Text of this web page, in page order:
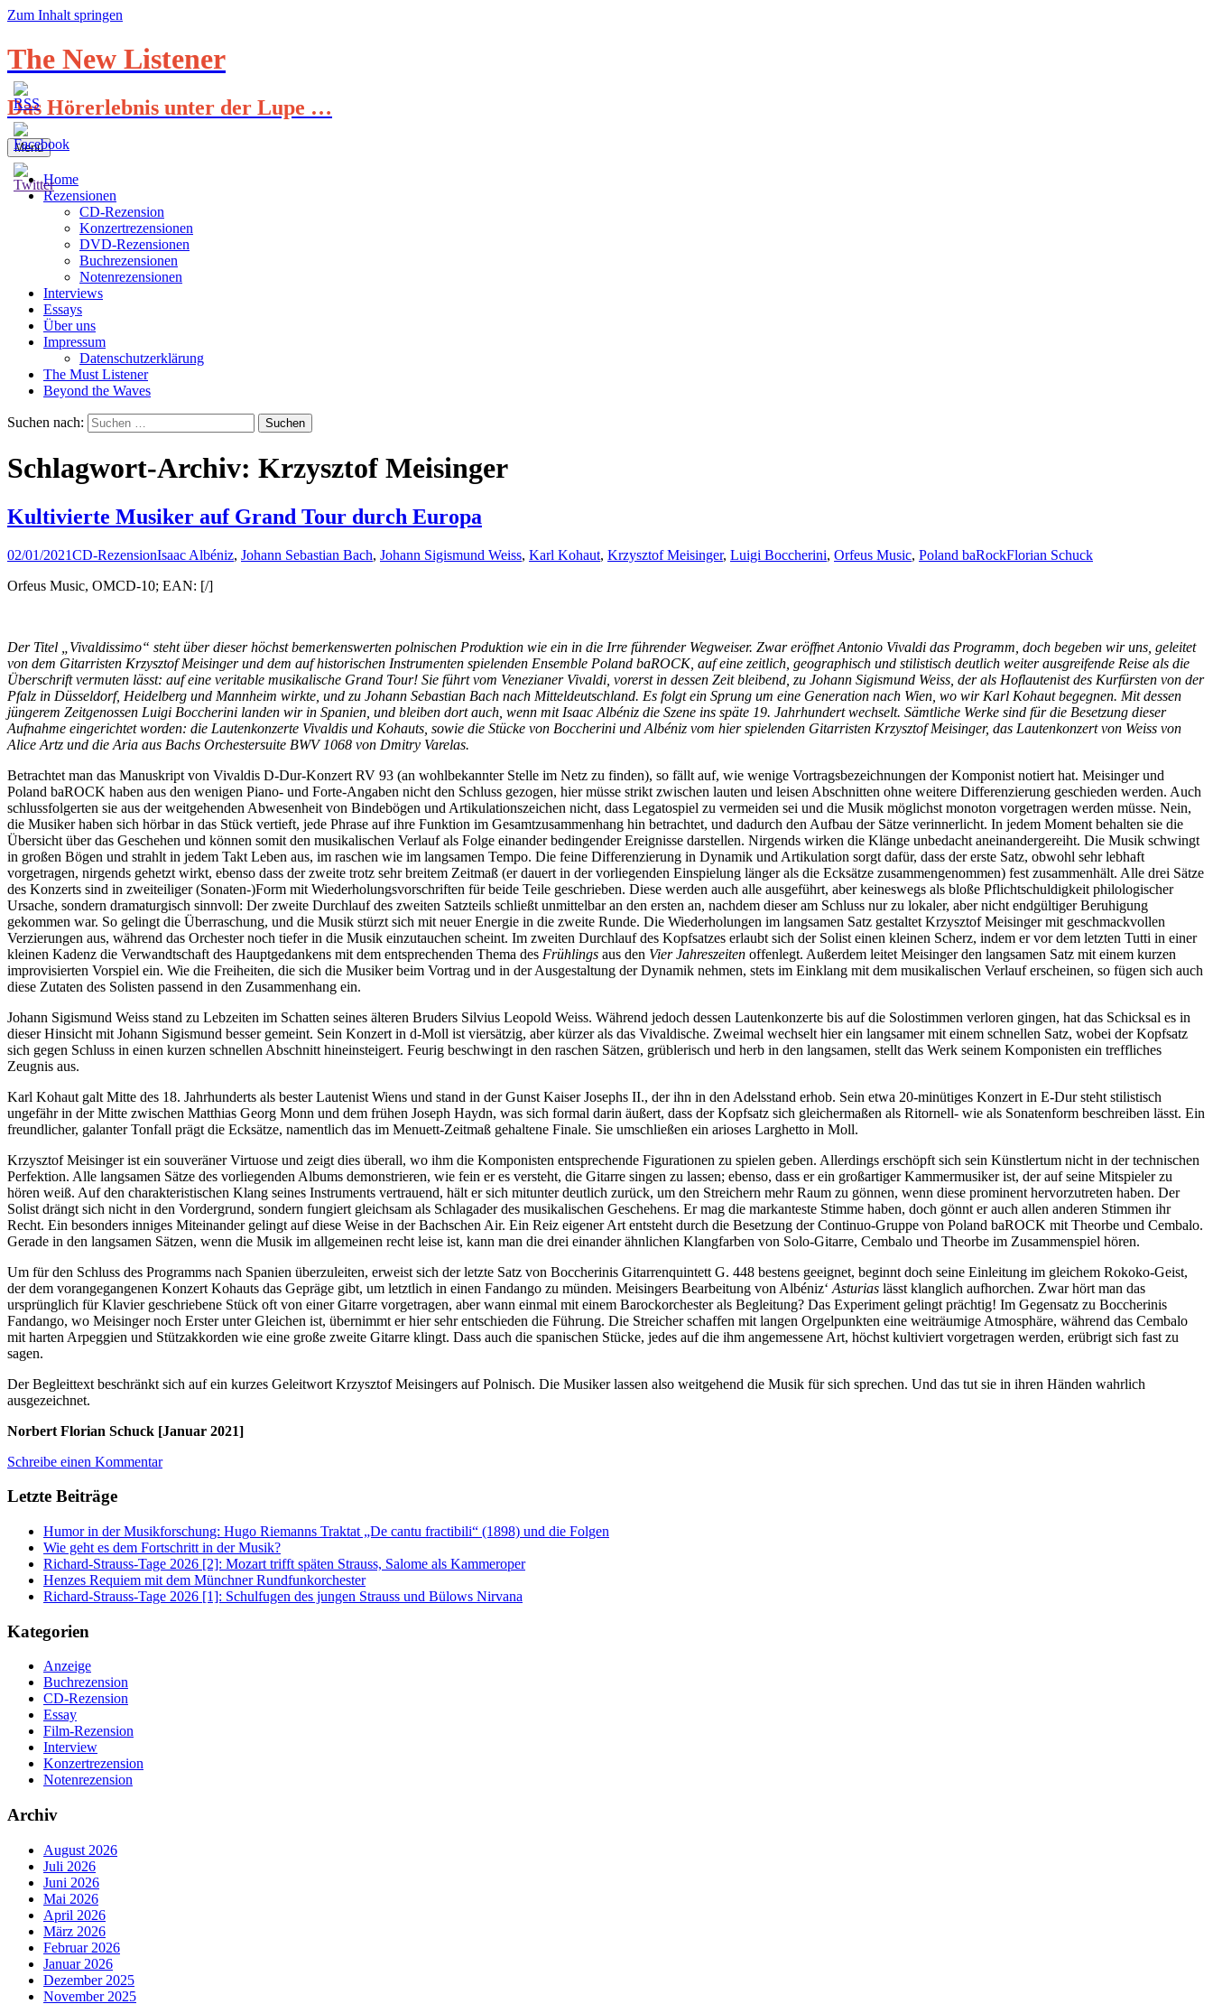
Zum Inhalt springen
The New Listener
Das Hörerlebnis unter der Lupe …
Menü
Home
Rezensionen
CD-Rezension
Konzertrezensionen
DVD-Rezensionen
Buchrezensionen
Notenrezensionen
Interviews
Essays
Über uns
Impressum
Datenschutzerklärung
The Must Listener
Beyond the Waves
Suchen nach:
Schlagwort-Archiv: Krzysztof Meisinger
Kultivierte Musiker auf Grand Tour durch Europa
02/01/2021CD-RezensionIsaac Albéniz, Johann Sebastian Bach, Johann Sigismund Weiss, Karl Kohaut, Krzysztof Meisinger, Luigi Boccherini, Orfeus Music, Poland baRockFlorian Schuck
Orfeus Music, OMCD-10; EAN: [/]
Der Titel „Vivaldissimo“ steht über dieser höchst bemerkenswerten polnischen Produktion wie ein in die Irre führender Wegweiser. Zwar eröffnet Antonio Vivaldi das Programm, doch begeben wir uns, geleitet
von dem Gitarristen Krzysztof Meisinger und dem auf historischen Instrumenten spielenden Ensemble Poland baROCK, auf eine zeitlich, geographisch und stilistisch deutlich weiter ausgreifende Reise als die
Überschrift vermuten lässt: auf eine veritable musikalische Grand Tour! Sie führt vom Venezianer Vivaldi, vorerst in dessen Zeit bleibend, zu Johann Sigismund Weiss, der als Hoflautenist des Kurfürsten von der
Pfalz in Düsseldorf, Heidelberg und Mannheim wirkte, und zu Johann Sebastian Bach nach Mitteldeutschland. Es folgt ein Sprung um eine Generation nach Wien, wo wir Karl Kohaut begegnen. Mit dessen
jüngerem Zeitgenossen Luigi Boccherini landen wir in Spanien, und bleiben dort auch, wenn mit Isaac Albéniz die Szene ins späte 19. Jahrhundert wechselt. Sämtliche Werke sind für die Besetzung dieser
Aufnahme eingerichtet worden: die Lautenkonzerte Vivaldis und Kohauts, sowie die Stücke von Boccherini und Albéniz vom hier spielenden Gitarristen Krzysztof Meisinger, das Lautenkonzert von Weiss von
Alice Artz und die Aria aus Bachs Orchestersuite BWV 1068 von Dmitry Varelas.
Betrachtet man das Manuskript von Vivaldis D-Dur-Konzert RV 93 (an wohlbekannter Stelle im Netz zu finden), so fällt auf, wie wenige Vortragsbezeichnungen der Komponist notiert hat. Meisinger und
Poland baROCK haben aus den wenigen Piano- und Forte-Angaben nicht den Schluss gezogen, hier müsse strikt zwischen lauten und leisen Abschnitten ohne weitere Differenzierung geschieden werden. Auch
schlussfolgerten sie aus der weitgehenden Abwesenheit von Bindebögen und Artikulationszeichen nicht, dass Legatospiel zu vermeiden sei und die Musik möglichst monoton vorgetragen werden müsse. Nein,
die Musiker haben sich hörbar in das Stück vertieft, jede Phrase auf ihre Funktion im Gesamtzusammenhang hin betrachtet, und dadurch den Aufbau der Sätze verinnerlicht. In jedem Moment behalten sie die
Übersicht über das Geschehen und können somit den musikalischen Verlauf als Folge einander bedingender Ereignisse darstellen. Nirgends wirken die Klänge unbedacht aneinandergereiht. Die Musik schwingt
in großen Bögen und strahlt in jedem Takt Leben aus, im raschen wie im langsamen Tempo. Die feine Differenzierung in Dynamik und Artikulation sorgt dafür, dass der erste Satz, obwohl sehr lebhaft
vorgetragen, nirgends gehetzt wirkt, ebenso dass der zweite trotz sehr breitem Zeitmaß (er dauert in der vorliegenden Einspielung länger als die Ecksätze zusammengenommen) fest zusammenhält. Alle drei Sätze
des Konzerts sind in zweiteiliger (Sonaten-)Form mit Wiederholungsvorschriften für beide Teile geschrieben. Diese werden auch alle ausgeführt, aber keineswegs als bloße Pflichtschuldigkeit philologischer
Ursache, sondern dramaturgisch sinnvoll: Der zweite Durchlauf des zweiten Satzteils schließt unmittelbar an den ersten an, nachdem dieser am Schluss nur zu lokaler, aber nicht endgültiger Beruhigung
gekommen war. So gelingt die Überraschung, und die Musik stürzt sich mit neuer Energie in die zweite Runde. Die Wiederholungen im langsamen Satz gestaltet Krzysztof Meisinger mit geschmackvollen
Verzierungen aus, während das Orchester noch tiefer in die Musik einzutauchen scheint. Im zweiten Durchlauf des Kopfsatzes erlaubt sich der Solist einen kleinen Scherz, indem er vor dem letzten Tutti in einer
kleinen Kadenz die Verwandtschaft des Hauptgedankens mit dem entsprechenden Thema des Frühlings aus den Vier Jahreszeiten offenlegt. Außerdem leitet Meisinger den langsamen Satz mit einem kurzen
improvisierten Vorspiel ein. Wie die Freiheiten, die sich die Musiker beim Vortrag und in der Ausgestaltung der Dynamik nehmen, stets im Einklang mit dem musikalischen Verlauf erscheinen, so fügen sich auch
diese Zutaten des Solisten passend in den Zusammenhang ein.
Johann Sigismund Weiss stand zu Lebzeiten im Schatten seines älteren Bruders Silvius Leopold Weiss. Während jedoch dessen Lautenkonzerte bis auf die Solostimmen verloren gingen, hat das Schicksal es in
dieser Hinsicht mit Johann Sigismund besser gemeint. Sein Konzert in d-Moll ist viersätzig, aber kürzer als das Vivaldische. Zweimal wechselt hier ein langsamer mit einem schnellen Satz, wobei der Kopfsatz
sich gegen Schluss in einen kurzen schnellen Abschnitt hineinsteigert. Feurig beschwingt in den raschen Sätzen, grüblerisch und herb in den langsamen, stellt das Werk seinem Komponisten ein treffliches
Zeugnis aus.
Karl Kohaut galt Mitte des 18. Jahrhunderts als bester Lautenist Wiens und stand in der Gunst Kaiser Josephs II., der ihn in den Adelsstand erhob. Sein etwa 20-minütiges Konzert in E-Dur steht stilistisch
ungefähr in der Mitte zwischen Matthias Georg Monn und dem frühen Joseph Haydn, was sich formal darin äußert, dass der Kopfsatz sich gleichermaßen als Ritornell- wie als Sonatenform beschreiben lässt. Ein
freundlicher, galanter Tonfall prägt die Ecksätze, namentlich das im Menuett-Zeitmaß gehaltene Finale. Sie umschließen ein arioses Larghetto in Moll.
Krzysztof Meisinger ist ein souveräner Virtuose und zeigt dies überall, wo ihm die Komponisten entsprechende Figurationen zu spielen geben. Allerdings erschöpft sich sein Künstlertum nicht in der technischen
Perfektion. Alle langsamen Sätze des vorliegenden Albums demonstrieren, wie fein er es versteht, die Gitarre singen zu lassen; ebenso, dass er ein großartiger Kammermusiker ist, der auf seine Mitspieler zu
hören weiß. Auf den charakteristischen Klang seines Instruments vertrauend, hält er sich mitunter deutlich zurück, um den Streichern mehr Raum zu gönnen, wenn diese prominent hervorzutreten haben. Der
Solist drängt sich nicht in den Vordergrund, sondern fungiert gleichsam als Schlagader des musikalischen Geschehens. Er mag die markanteste Stimme haben, doch gönnt er auch allen anderen Stimmen ihr
Recht. Ein besonders inniges Miteinander gelingt auf diese Weise in der Bachschen Air. Ein Reiz eigener Art entsteht durch die Besetzung der Continuo-Gruppe von Poland baROCK mit Theorbe und Cembalo.
Gerade in den langsamen Sätzen, wenn die Musik im allgemeinen recht leise ist, kann man die drei einander ähnlichen Klangfarben von Solo-Gitarre, Cembalo und Theorbe im Zusammenspiel hören.
Um für den Schluss des Programms nach Spanien überzuleiten, erweist sich der letzte Satz von Boccherinis Gitarrenquintett G. 448 bestens geeignet, beginnt doch seine Einleitung im gleichem Rokoko-Geist,
der dem vorangegangenen Konzert Kohauts das Gepräge gibt, um letztlich in einen Fandango zu münden. Meisingers Bearbeitung von Albéniz‘ Asturias lässt klanglich aufhorchen. Zwar hört man das
ursprünglich für Klavier geschriebene Stück oft von einer Gitarre vorgetragen, aber wann einmal mit einem Barockorchester als Begleitung? Das Experiment gelingt prächtig! Im Gegensatz zu Boccherinis
Fandango, wo Meisinger noch Erster unter Gleichen ist, übernimmt er hier sehr entschieden die Führung. Die Streicher schaffen mit langen Orgelpunkten eine weiträumige Atmosphäre, während das Cembalo
mit harten Arpeggien und Stützakkorden wie eine große zweite Gitarre klingt. Dass auch die spanischen Stücke, jedes auf die ihm angemessene Art, höchst kultiviert vorgetragen werden, erübrigt sich fast zu
sagen.
Der Begleittext beschränkt sich auf ein kurzes Geleitwort Krzysztof Meisingers auf Polnisch. Die Musiker lassen also weitgehend die Musik für sich sprechen. Und das tut sie in ihren Händen wahrlich
ausgezeichnet.
Norbert Florian Schuck [Januar 2021]
Schreibe einen Kommentar
Letzte Beiträge
Humor in der Musikforschung: Hugo Riemanns Traktat „De cantu fractibili“ (1898) und die Folgen
Wie geht es dem Fortschritt in der Musik?
Richard-Strauss-Tage 2026 [2]: Mozart trifft späten Strauss, Salome als Kammeroper
Henzes Requiem mit dem Münchner Rundfunkorchester
Richard-Strauss-Tage 2026 [1]: Schulfugen des jungen Strauss und Bülows Nirvana
Kategorien
Anzeige
Buchrezension
CD-Rezension
Essay
Film-Rezension
Interview
Konzertrezension
Notenrezension
Archiv
August 2026
Juli 2026
Juni 2026
Mai 2026
April 2026
März 2026
Februar 2026
Januar 2026
Dezember 2025
November 2025